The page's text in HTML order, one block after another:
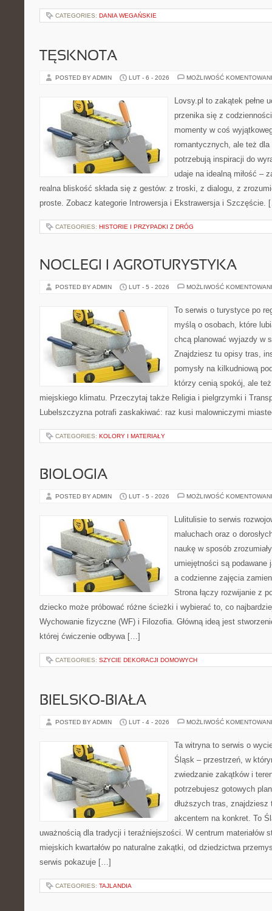
CATEGORIES: DANIA WEGAŃSKIE
TĘSKNOTA
POSTED BY ADMIN LUT - 6 - 2026 MOŻLIWOŚĆ
Lovsy.pl to zakątek pełne
przenika się z
momenty w coś
romantycznych, ale też
potrzebują inspiracji do
udaje na idealną miłość –
realna bliskość składa się z gestów: z troski, z dialogu, z
proste. Zobacz kategorie Introwersja i Ekstrawersja i Szczęście.
CATEGORIES: HISTORIE I PRZYPADKI Z DRÓG
NOCLEGI I AGROTURYSTYKA
POSTED BY ADMIN LUT - 5 - 2026 MOŻLIWOŚĆ
To serwis o turystyce po
myślą o osobach, które
chcą planować wyjazdy w
Znajdziesz tu opisy tras,
pomysły na kilkudniową
którzy cenią spokój, ale
miejskiego klimatu. Przeczytaj także Religia i pielgrzymki i
Lubelszczyzna potrafi zaskakiwać: raz kusi malowniczymi
CATEGORIES: KOLORY I MATERIAŁY
BIOLOGIA
POSTED BY ADMIN LUT - 5 - 2026 MOŻLIWOŚĆ
Lulitulisie to serwis
maluchach oraz o
naukę w sposób
umiejętności są podawane
a codzienne zajęcia
Strona łączy rozwijanie z
dziecko może próbować różne ścieżki i wybierać to, co
Wychowanie fizyczne (WF) i Filozofia. Główną ideą jest
której ćwiczenie odbywa […]
CATEGORIES: SZYCIE DEKORACJI DOMOWYCH
BIELSKO-BIAŁA
POSTED BY ADMIN LUT - 4 - 2026 MOŻLIWOŚĆ
Ta witryna to serwis o
Śląsk – przestrzeń, w
zwiedzanie zakątków i
potrzebujesz gotowych
dłuższych tras, znajdziesz
akcentem na konkret. To
uważnością dla tradycji i teraźniejszości. W centrum materiałów
miejskich kwartałów po naturalne zakątki, od dziedzictwa
serwis pokazuje […]
CATEGORIES: TAJLANDIA